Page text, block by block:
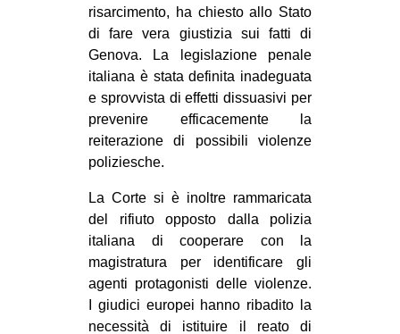
risarcimento, ha chiesto allo Stato
di fare vera giustizia sui fatti di
Genova. La legislazione penale
italiana è stata definita inadeguata
e sprovvista di effetti dissuasivi per
prevenire efficacemente la
reiterazione di possibili violenze
poliziesche.
La Corte si è inoltre rammaricata
del rifiuto opposto dalla polizia
italiana di cooperare con la
magistratura per identificare gli
agenti protagonisti delle violenze.
I giudici europei hanno ribadito la
necessità di istituire il reato di